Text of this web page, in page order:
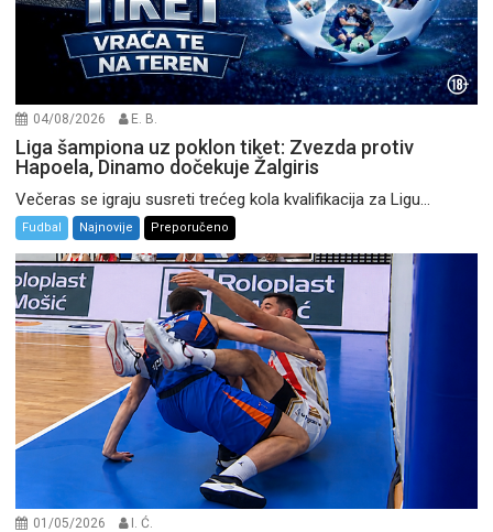
04/08/2026 E. B.
Liga šampiona uz poklon tiket: Zvezda protiv
Hapoela, Dinamo dočekuje Žalgiris
Večeras se igraju susreti trećeg kola kvalifikacija za Ligu...
Fudbal Najnovije Preporučeno
01/05/2026 I. Ć.